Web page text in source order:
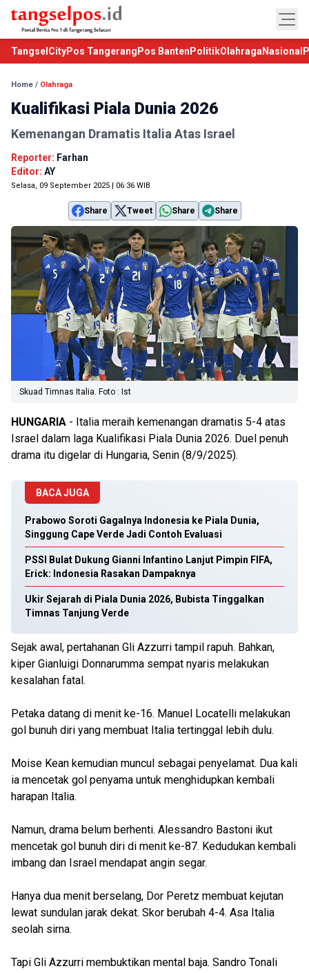
TangselCityPos Tangerang Pos Banten PolitikOlahraga Nasional
Home / Olahraga
Kualifikasi Piala Dunia 2026
Kemenangan Dramatis Italia Atas Israel
Reporter: Farhan
Editor: AY
Selasa, 09 September 2025 | 06:36 WIB
Share Tweet Share Share
Skuad Timnas Italia. Foto : Ist
HUNGARIA - Italia meraih kemenangan dramatis 5-4 atas
Israel dalam laga Kualifikasi Piala Dunia 2026. Duel penuh
drama itu digelar di Hungaria, Senin (8/9/2025).
BACA JUGA
Prabowo Soroti Gagalnya Indonesia ke Piala Dunia,
Singgung Cape Verde Jadi Contoh Evaluasi
PSSI Bulat Dukung Gianni Infantino Lanjut Pimpin FIFA,
Erick: Indonesia Rasakan Dampaknya
Ukir Sejarah di Piala Dunia 2026, Bubista Tinggalkan
Timnas Tanjung Verde
Sejak awal, pertahanan Gli Azzurri tampil rapuh. Bahkan,
kiper Gianluigi Donnarumma sempat nyaris melakukan
kesalahan fatal.
Petaka datang di menit ke-16. Manuel Locatelli melakukan
gol bunuh diri yang membuat Italia tertinggal lebih dulu.
Moise Kean kemudian muncul sebagai penyelamat. Dua kali
ia mencetak gol penyama untuk menghidupkan kembali
harapan Italia.
Namun, drama belum berhenti. Alessandro Bastoni ikut
mencetak gol bunuh diri di menit ke-87. Kedudukan kembali
imbang dan Israel mendapat angin segar.
Hanya dua menit berselang, Dor Peretz membuat kejutan
lewat sundulan jarak dekat. Skor berubah 4-4. Asa Italia
seolah sirna.
Tapi Gli Azzurri membuktikan mental baja. Sandro Tonali